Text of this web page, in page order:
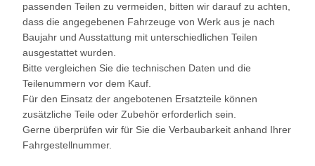
passenden Teilen zu vermeiden, bitten wir darauf zu achten,
dass die angegebenen Fahrzeuge von Werk aus je nach
Baujahr und Ausstattung mit unterschiedlichen Teilen
ausgestattet wurden.
Bitte vergleichen Sie die technischen Daten und die
Teilenummern vor dem Kauf.
Für den Einsatz der angebotenen Ersatzteile können
zusätzliche Teile oder Zubehör erforderlich sein.
Gerne überprüfen wir für Sie die Verbaubarkeit anhand Ihrer
Fahrgestellnummer.